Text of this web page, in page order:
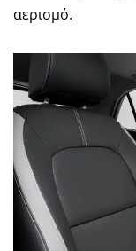
αερισμό.